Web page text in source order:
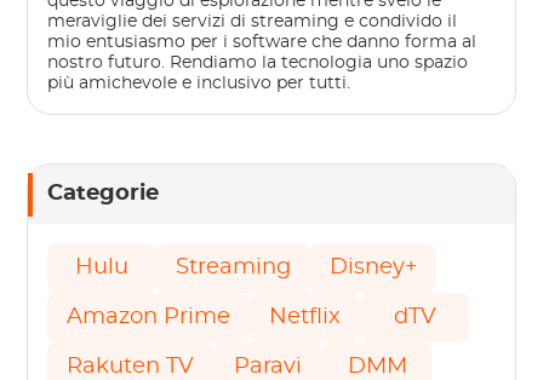
meraviglie dei servizi di streaming e condivido il
mio entusiasmo per i software che danno forma al
nostro futuro. Rendiamo la tecnologia uno spazio
più amichevole e inclusivo per tutti.
Categorie
Hulu Streaming Disney+
Amazon Prime Netflix dTV
Rakuten TV Paravi DMM